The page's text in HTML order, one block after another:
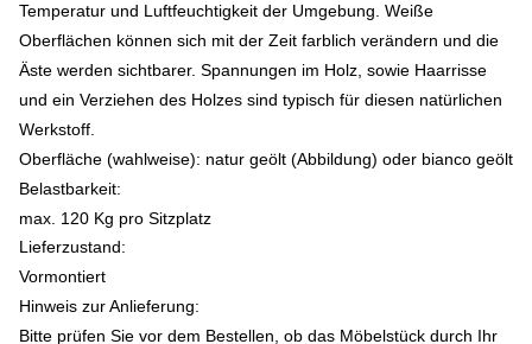
Temperatur und Luftfeuchtigkeit der Umgebung. Weiße
Oberflächen können sich mit der Zeit farblich verändern und die
Äste werden sichtbarer. Spannungen im Holz, sowie Haarrisse
und ein Verziehen des Holzes sind typisch für diesen natürlichen
Werkstoff.
Oberfläche (wahlweise): natur geölt (Abbildung) oder bianco geölt
Belastbarkeit:
max. 120 Kg pro Sitzplatz
Lieferzustand:
Vormontiert
Hinweis zur Anlieferung:
Bitte prüfen Sie vor dem Bestellen, ob das Möbelstück durch Ihr